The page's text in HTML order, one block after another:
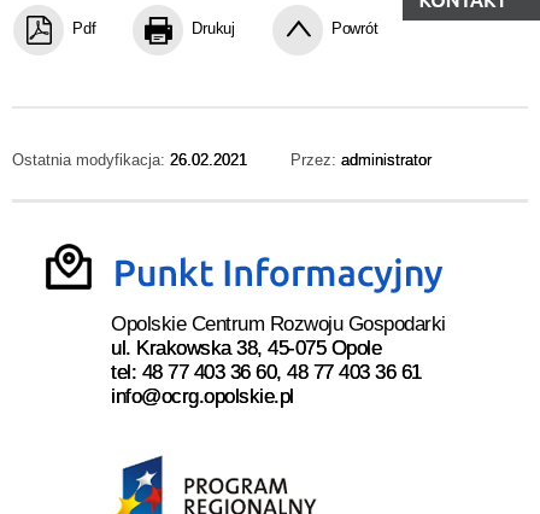
Pdf Drukuj Powrót
Ostatnia modyfikacja: 26.02.2021 Przez: administrator
Opolskie Centrum Rozwoju Gospodarki
ul. Krakowska 38, 45-075 Opole
tel: 48 77 403 36 60, 48 77 403 36 61
info@ocrg.opolskie.pl